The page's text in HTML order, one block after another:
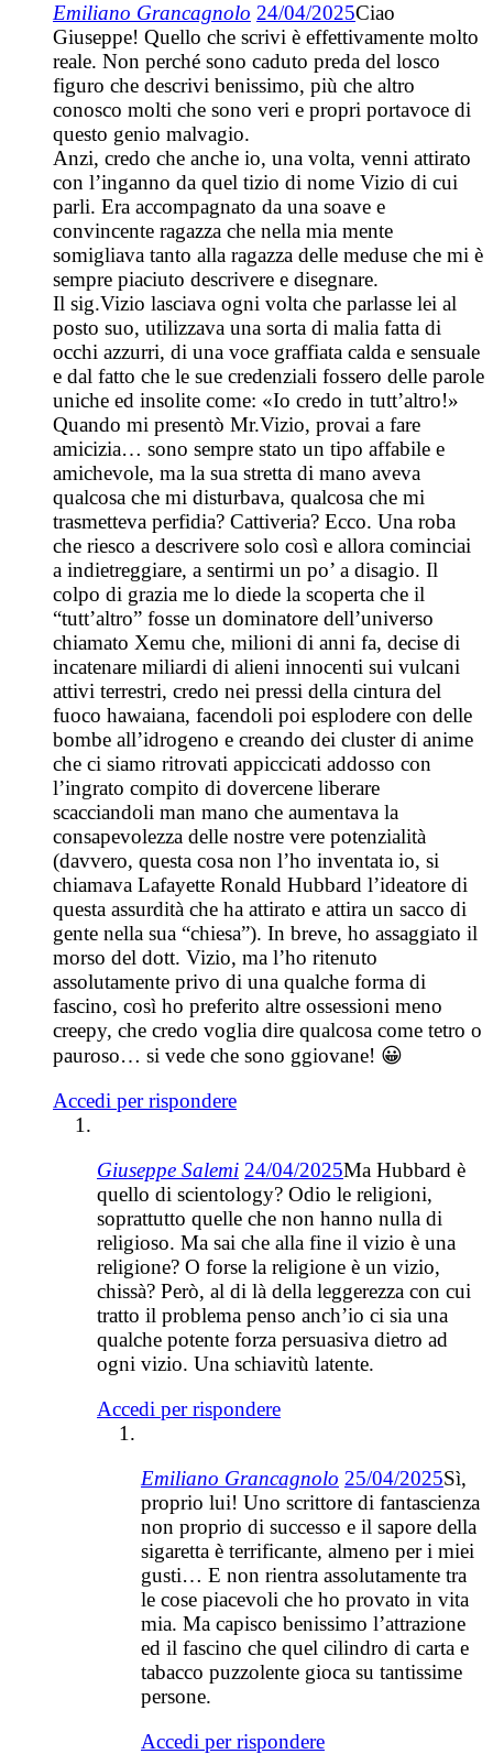
Emiliano Grancagnolo 24/04/2025Ciao
Giuseppe! Quello che scrivi è effettivamente molto
reale. Non perché sono caduto preda del losco
figuro che descrivi benissimo, più che altro
conosco molti che sono veri e propri portavoce di
questo genio malvagio.
Anzi, credo che anche io, una volta, venni attirato
con l’inganno da quel tizio di nome Vizio di cui
parli. Era accompagnato da una soave e
convincente ragazza che nella mia mente
somigliava tanto alla ragazza delle meduse che mi è
sempre piaciuto descrivere e disegnare.
Il sig.Vizio lasciava ogni volta che parlasse lei al
posto suo, utilizzava una sorta di malia fatta di
occhi azzurri, di una voce graffiata calda e sensuale
e dal fatto che le sue credenziali fossero delle parole
uniche ed insolite come: «Io credo in tutt’altro!»
Quando mi presentò Mr.Vizio, provai a fare
amicizia… sono sempre stato un tipo affabile e
amichevole, ma la sua stretta di mano aveva
qualcosa che mi disturbava, qualcosa che mi
trasmetteva perfidia? Cattiveria? Ecco. Una roba
che riesco a descrivere solo così e allora cominciai
a indietreggiare, a sentirmi un po’ a disagio. Il
colpo di grazia me lo diede la scoperta che il
“tutt’altro” fosse un dominatore dell’universo
chiamato Xemu che, milioni di anni fa, decise di
incatenare miliardi di alieni innocenti sui vulcani
attivi terrestri, credo nei pressi della cintura del
fuoco hawaiana, facendoli poi esplodere con delle
bombe all’idrogeno e creando dei cluster di anime
che ci siamo ritrovati appiccicati addosso con
l’ingrato compito di dovercene liberare
scacciandoli man mano che aumentava la
consapevolezza delle nostre vere potenzialità
(davvero, questa cosa non l’ho inventata io, si
chiamava Lafayette Ronald Hubbard l’ideatore di
questa assurdità che ha attirato e attira un sacco di
gente nella sua “chiesa”). In breve, ho assaggiato il
morso del dott. Vizio, ma l’ho ritenuto
assolutamente privo di una qualche forma di
fascino, così ho preferito altre ossessioni meno
creepy, che credo voglia dire qualcosa come tetro o
pauroso… si vede che sono ggiovane! 😀
Accedi per rispondere
Giuseppe Salemi 24/04/2025Ma Hubbard è
quello di scientology? Odio le religioni,
soprattutto quelle che non hanno nulla di
religioso. Ma sai che alla fine il vizio è una
religione? O forse la religione è un vizio,
chissà? Però, al di là della leggerezza con cui
tratto il problema penso anch’io ci sia una
qualche potente forza persuasiva dietro ad
ogni vizio. Una schiavitù latente.
Accedi per rispondere
Emiliano Grancagnolo 25/04/2025Sì,
proprio lui! Uno scrittore di fantascienza
non proprio di successo e il sapore della
sigaretta è terrificante, almeno per i miei
gusti… E non rientra assolutamente tra
le cose piacevoli che ho provato in vita
mia. Ma capisco benissimo l’attrazione
ed il fascino che quel cilindro di carta e
tabacco puzzolente gioca su tantissime
persone.
Accedi per rispondere